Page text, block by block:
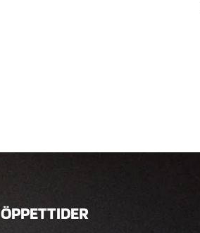
ÖPPETTIDER